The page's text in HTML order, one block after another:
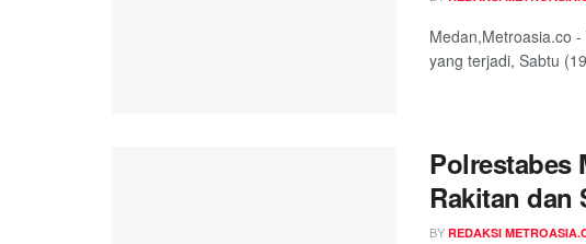
Medan,Metroasia.co
yang terjadi, Sabtu
Polrestabes
Rakitan dan
BY REDAKSI